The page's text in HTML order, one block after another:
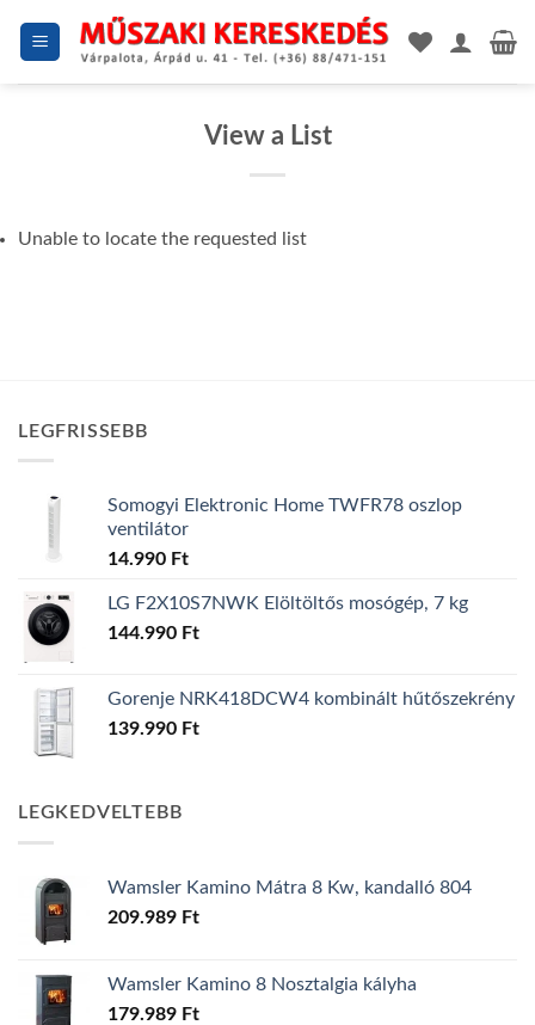
View a List
Unable to locate the requested list
LEGFRISSEBB
Somogyi Elektronic Home TWFR78 oszlop
ventilátor
14.990 Ft
LG F2X10S7NWK Elöltöltős mosógép, 7 kg
144.990 Ft
Gorenje NRK418DCW4 kombinált hűtőszekrény
139.990 Ft
LEGKEDVELTEBB
Wamsler Kamino Mátra 8 Kw, kandalló 804
209.989 Ft
Wamsler Kamino 8 Nosztalgia kályha
179.989 Ft